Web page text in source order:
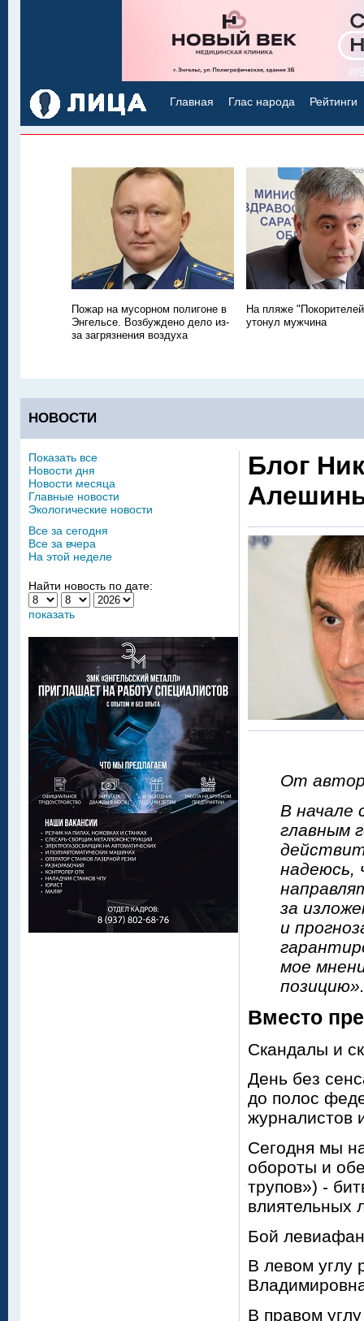
Главная Глас народа Рейтинги
Пожар на мусорном полигоне в
Энгельсе. Возбуждено дело из-
за загрязнения воздуха
На пляже
утонул мужчина
НОВОСТИ
Блог
От
В начале
главным
надеюсь,
за
и
мое
позицию».
Вместо
Скандалы и
День без
до полос
журналистов
Сегодня мы
обороты и
трупов») -
влиятельных
Бой
В левом углу
В правом
Показать все
Новости дня
Новости месяца
Главные новости
Экологические новости
Все за сегодня
Все за вчера
На этой неделе
Найти новость по дате:
показать